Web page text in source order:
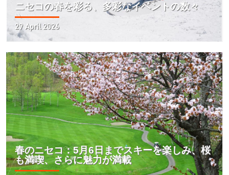
ニセコの春を彩る、多彩なイベントの数々
29 April 2026
春のニセコ：5月6日までスキーを楽しみ、桜
も満喫、さらに魅力が満載